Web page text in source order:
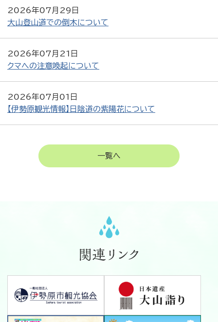
2026年07月29日
大山登山道での倒木について
2026年07月21日
クマへの注意喚起について
2026年07月01日
【伊勢原観光情報】日陰道の紫陽花について
一覧へ